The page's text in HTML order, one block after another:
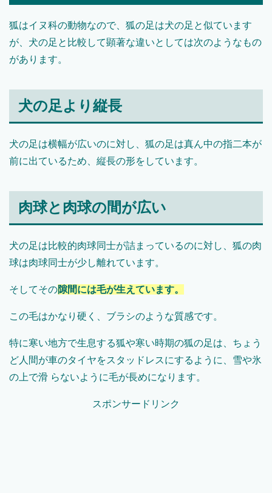
狐はイヌ科の動物なので、狐の足は犬の足と似ています
が、犬の足と比較して顕著な違いとしては次のようなもの
があります。
犬の足より縦長
犬の足は横幅が広いのに対し、狐の足は真ん中の指二本が
前に出ているため、縦長の形をしています。
肉球と肉球の間が広い
犬の足は比較的肉球同士が詰まっているのに対し、狐の肉
球は肉球同士が少し離れています。
そしてその隙間には毛が生えています。
この毛はかなり硬く、ブラシのような質感です。
特に寒い地方で生息する狐や寒い時期の狐の足は、ちょう
ど人間が車のタイヤをスタッドレスにするように、雪や氷
の上で滑 らないように毛が長めになります。
スポンサードリンク